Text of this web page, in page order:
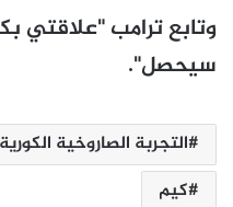
وتابع ترامب "علاقتي
سيحصل".
التجربة الصاروخية
كيم